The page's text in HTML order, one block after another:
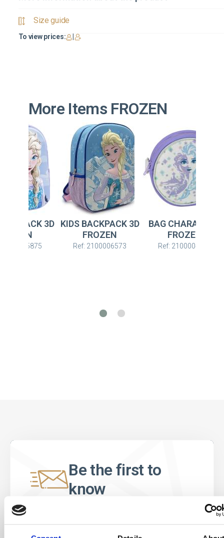
Size guide
To view prices:
More Items FROZEN
3D
2100005875
KIDS BACKPACK 3D
FROZEN
Ref: 2100006573
BAG CHARACTER
FROZEN
Ref: 2100004311
Be the first to
know